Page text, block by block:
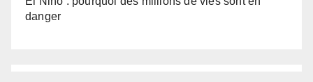
danger